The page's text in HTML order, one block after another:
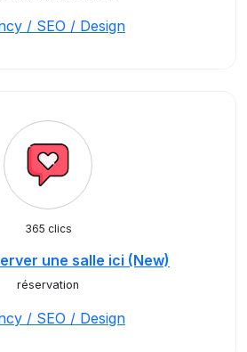
/ SEO / Design
365 clics
une salle ici (New)
réservation
/ SEO / Design